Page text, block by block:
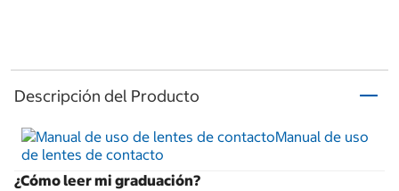
Descripción del Producto
Manual de uso
de lentes de contacto
¿Cómo leer mi graduación?